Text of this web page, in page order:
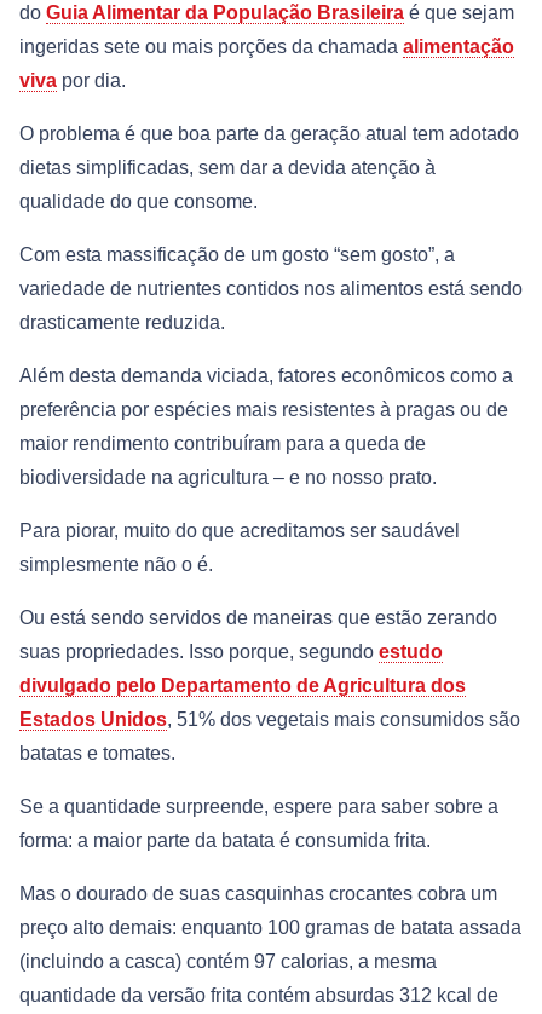
do Guia Alimentar da População Brasileira é que sejam
ingeridas sete ou mais porções da chamada alimentação
viva por dia.
O problema é que boa parte da geração atual tem adotado
dietas simplificadas, sem dar a devida atenção à
qualidade do que consome.
Com esta massificação de um gosto “sem gosto”, a
variedade de nutrientes contidos nos alimentos está sendo
drasticamente reduzida.
Além desta demanda viciada, fatores econômicos como a
preferência por espécies mais resistentes à pragas ou de
maior rendimento contribuíram para a queda de
biodiversidade na agricultura – e no nosso prato.
Para piorar, muito do que acreditamos ser saudável
simplesmente não o é.
Ou está sendo servidos de maneiras que estão zerando
suas propriedades. Isso porque, segundo estudo
divulgado pelo Departamento de Agricultura dos
Estados Unidos, 51% dos vegetais mais consumidos são
batatas e tomates.
Se a quantidade surpreende, espere para saber sobre a
forma: a maior parte da batata é consumida frita.
Mas o dourado de suas casquinhas crocantes cobra um
preço alto demais: enquanto 100 gramas de batata assada
(incluindo a casca) contém 97 calorias, a mesma
quantidade da versão frita contém absurdas 312 kcal de